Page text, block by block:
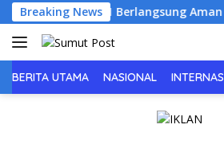
Langsung
ke
konten
Breaking News
HUT RI ke-81 Berlangsung Aman dan
BERITA UTAMA NASIONAL